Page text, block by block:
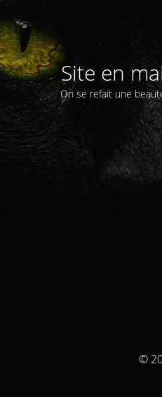
Site en
On se refait une
©